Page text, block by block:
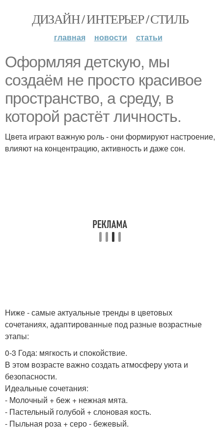
ДИЗАЙН / ИНТЕРЬЕР / СТИЛЬ
главная новости статьи
Оформляя детскую, мы
создаём не просто красивое
пространство, а среду, в
которой растёт личность.
Цвета играют важную роль - они формируют настроение,
влияют на концентрацию, активность и даже сон.
Ниже - самые актуальные тренды в цветовых
сочетаниях, адаптированные под разные возрастные
этапы:
0-3 Года: мягкость и спокойствие.
В этом возрасте важно создать атмосферу уюта и
безопасности.
Идеальные сочетания:
- Молочный + беж + нежная мята.
- Пастельный голубой + слоновая кость.
- Пыльная роза + серо - бежевый.